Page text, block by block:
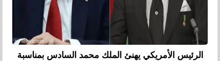
الرئيس الأمريكي يهنئ الملك محمد السادس بمناسبة